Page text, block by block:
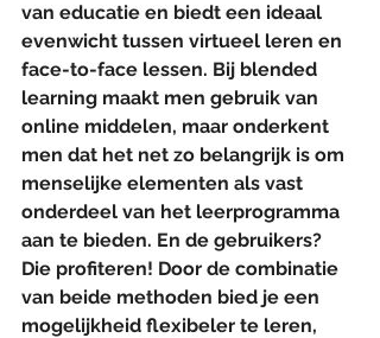
van educatie en biedt een ideaal
evenwicht tussen virtueel leren en
face-to-face lessen. Bij blended
learning maakt men gebruik van
online middelen, maar onderkent
men dat het net zo belangrijk is om
menselijke elementen als vast
onderdeel van het leerprogramma
aan te bieden. En de gebruikers?
Die profiteren! Door de combinatie
van beide methoden bied je een
mogelijkheid flexibeler te leren,